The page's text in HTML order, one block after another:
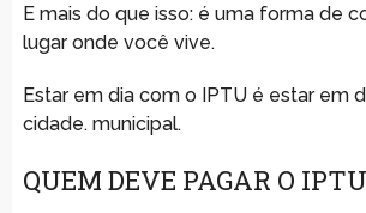
E mais do que isso: é uma forma de
lugar onde você vive.
Estar em dia com o IPTU é estar em
cidade. municipal.
QUEM DEVE PAGAR O